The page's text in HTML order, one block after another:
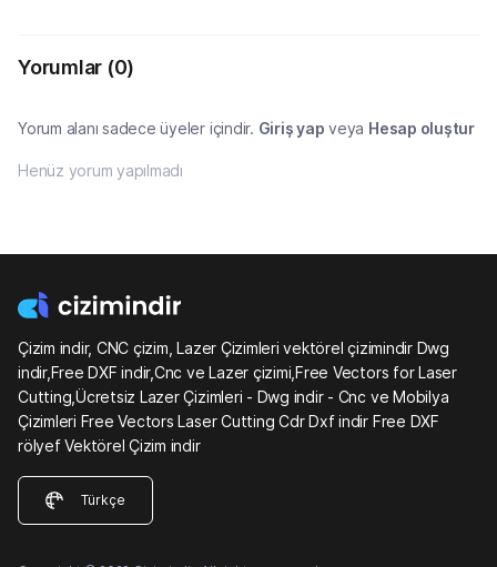
Yorumlar (0)
Yorum alanı sadece üyeler içindir. Giriş yap veya Hesap oluştur
Henüz yorum yapılmadı
Çizim indir, CNC çizim, Lazer Çizimleri vektörel çizimindir Dwg
indir,Free DXF indir,Cnc ve Lazer çizimi,Free Vectors for Laser
Cutting,Ücretsiz Lazer Çizimleri - Dwg indir - Cnc ve Mobilya
Çizimleri Free Vectors Laser Cutting Cdr Dxf indir Free DXF
rölyef Vektörel Çizim indir
Türkçe